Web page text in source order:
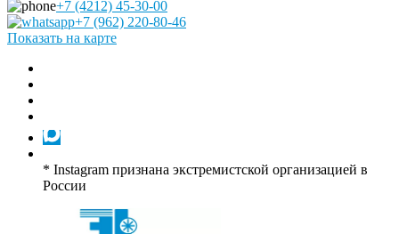
+7 (4212) 45-30-00
+7 (962) 220-80-46
Показать на карте
* Instagram признана экстремистской организацией в
России